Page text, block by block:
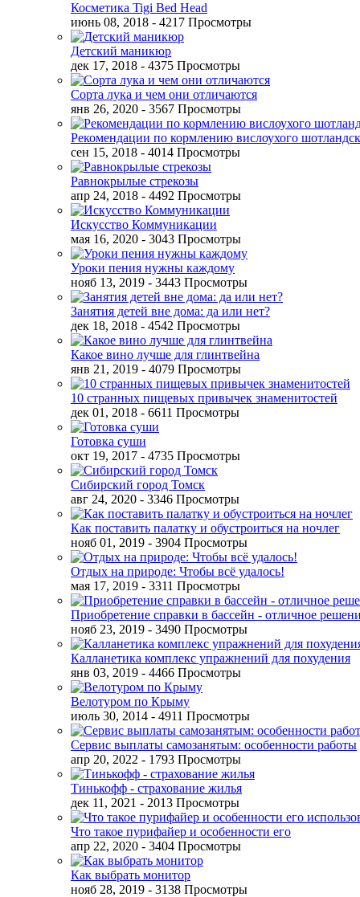
Косметика Tigi Bed Head
июнь 08, 2018 - 4217 Просмотры
Детский маникюр
дек 17, 2018 - 4375 Просмотры
Сорта лука и чем они отличаются
янв 26, 2020 - 3567 Просмотры
Рекомендации по кормлению вислоухого
сен 15, 2018 - 4014 Просмотры
Равнокрылые стрекозы
апр 24, 2018 - 4492 Просмотры
Искусство Коммуникации
мая 16, 2020 - 3043 Просмотры
Уроки пения нужны каждому
нояб 13, 2019 - 3443 Просмотры
Занятия детей вне дома: да или нет?
дек 18, 2018 - 4542 Просмотры
Какое вино лучше для глинтвейна
янв 21, 2019 - 4079 Просмотры
10 странных пищевых привычек знаменитостей
дек 01, 2018 - 6611 Просмотры
Готовка суши
окт 19, 2017 - 4735 Просмотры
Сибирский город Томск
авг 24, 2020 - 3346 Просмотры
Как поставить палатку и обустроиться на ночлег
нояб 01, 2019 - 3904 Просмотры
Отдых на природе: Чтобы всё удалось!
мая 17, 2019 - 3311 Просмотры
Приобретение справки в бассейн - отличное
нояб 23, 2019 - 3490 Просмотры
Калланетика комплекс упражнений для похудения
янв 03, 2019 - 4466 Просмотры
Велотуром по Крыму
июль 30, 2014 - 4911 Просмотры
Сервис выплаты самозанятым: особенности работы
апр 20, 2022 - 1793 Просмотры
Тинькофф - страхование жилья
дек 11, 2021 - 2013 Просмотры
Что такое пурифайер и особенности его
апр 22, 2020 - 3404 Просмотры
Как выбрать монитор
нояб 28, 2019 - 3138 Просмотры